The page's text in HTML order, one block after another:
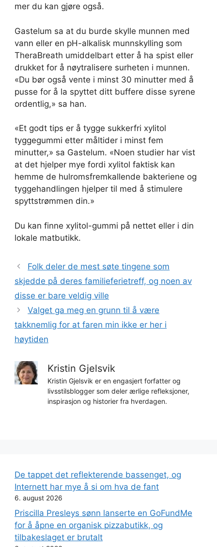
mer du kan gjøre også.
Gastelum sa at du burde skylle munnen med
vann eller en pH-alkalisk munnskylling som
TheraBreath umiddelbart etter å ha spist eller
drukket for å nøytralisere surheten i munnen.
«Du bør også vente i minst 30 minutter med å
pusse for å la spyttet ditt buffere disse syrene
ordentlig,» sa han.
«Et godt tips er å tygge sukkerfri xylitol
tyggegummi etter måltider i minst fem
minutter,» sa Gastelum. «Noen studier har vist
at det hjelper mye fordi xylitol faktisk kan
hemme de hulromsfremkallende bakteriene og
tyggehandlingen hjelper til med å stimulere
spyttstrømmen din.»
Du kan finne xylitol-gummi på nettet eller i din
lokale matbutikk.
Folk deler de mest søte tingene som
skjedde på deres familieferietreff, og noen av
disse er bare veldig ville
Valget ga meg en grunn til å være
takknemlig for at faren min ikke er her i
høytiden
Kristin Gjelsvik
Kristin Gjelsvik er en engasjert forfatter og
livsstilsblogger som deler ærlige refleksjoner,
inspirasjon og historier fra hverdagen.
De tappet det reflekterende bassenget, og
Internett har mye å si om hva de fant
6. august 2026
Priscilla Presleys sønn lanserte en GoFundMe
for å åpne en organisk pizzabutikk, og
tilbakeslaget er brutalt